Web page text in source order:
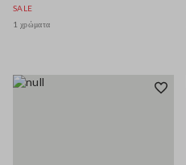
SALE
1 χρώματα